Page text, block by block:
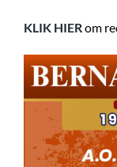
KLIK HIERom